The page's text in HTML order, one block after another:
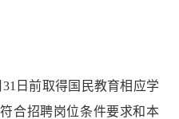
31 日前取得国民教育相应学
合招聘岗位条件要求和本